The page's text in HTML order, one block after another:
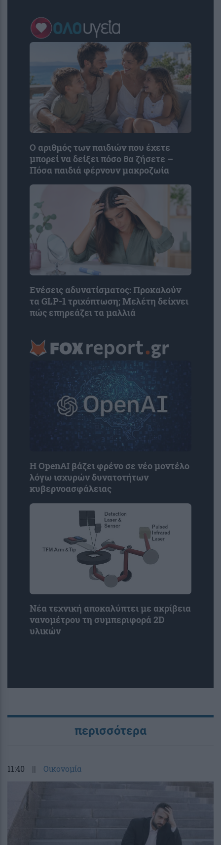
Ο αριθμός των παιδιών που έχετε
μπορεί να δείξει πόσο θα ζήσετε –
Πόσα παιδιά φέρνουν μακροζωία
Ενέσεις αδυνατίσματος: Προκαλούν
τα GLP-1 τριχόπτωση; Μελέτη δείχνει
πώς επηρεάζει τα μαλλιά
Η OpenAI βάζει φρένο σε νέο μοντέλο
λόγω ισχυρών δυνατοτήτων
κυβερνοασφάλειας
Νέα τεχνική αποκαλύπτει με ακρίβεια
νανομέτρου τη συμπεριφορά 2D
υλικών
περισσότερα
11:40 || Οικονομία